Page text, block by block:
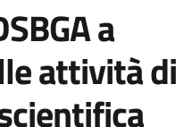
a
attività di